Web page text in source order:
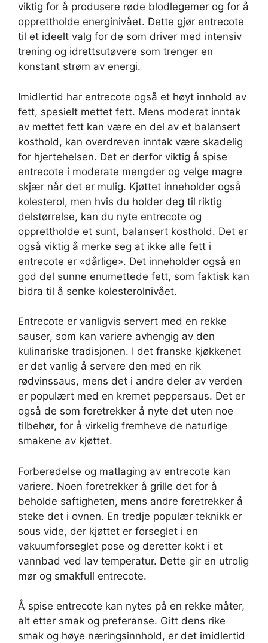
viktig for å produsere røde blodlegemer og for å
opprettholde energinivået. Dette gjør entrecote
til et ideelt valg for de som driver med intensiv
trening og idrettsutøvere som trenger en
konstant strøm av energi.
Imidlertid har entrecote også et høyt innhold av
fett, spesielt mettet fett. Mens moderat inntak
av mettet fett kan være en del av et balansert
kosthold, kan overdreven inntak være skadelig
for hjertehelsen. Det er derfor viktig å spise
entrecote i moderate mengder og velge magre
skjær når det er mulig. Kjøttet inneholder også
kolesterol, men hvis du holder deg til riktig
delstørrelse, kan du nyte entrecote og
opprettholde et sunt, balansert kosthold. Det er
også viktig å merke seg at ikke alle fett i
entrecote er «dårlige». Det inneholder også en
god del sunne enumettede fett, som faktisk kan
bidra til å senke kolesterolnivået.
Entrecote er vanligvis servert med en rekke
sauser, som kan variere avhengig av den
kulinariske tradisjonen. I det franske kjøkkenet
er det vanlig å servere den med en rik
rødvinssaus, mens det i andre deler av verden
er populært med en kremet peppersaus. Det er
også de som foretrekker å nyte det uten noe
tilbehør, for å virkelig fremheve de naturlige
smakene av kjøttet.
Forberedelse og matlaging av entrecote kan
variere. Noen foretrekker å grille det for å
beholde saftigheten, mens andre foretrekker å
steke det i ovnen. En tredje populær teknikk er
sous vide, der kjøttet er forseglet i en
vakuumforseglet pose og deretter kokt i et
vannbad ved lav temperatur. Dette gir en utrolig
mør og smakfull entrecote.
Å spise entrecote kan nytes på en rekke måter,
alt etter smak og preferanse. Gitt dens rike
smak og høye næringsinnhold, er det imidlertid